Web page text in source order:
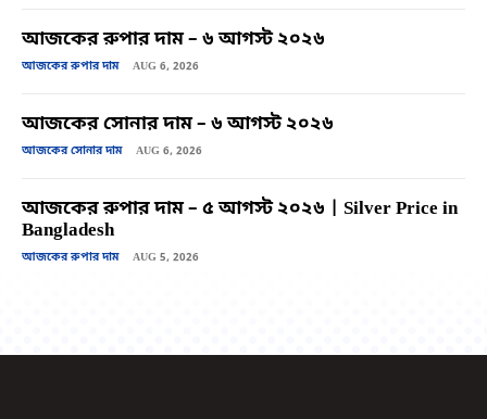
আজকের রুপার দাম – ৬ আগস্ট ২০২৬
আজকের রুপার দাম AUG 6, 2026
আজকের সোনার দাম – ৬ আগস্ট ২০২৬
আজকের সোনার দাম AUG 6, 2026
আজকের রুপার দাম – ৫ আগস্ট ২০২৬ | Silver Price in
Bangladesh
আজকের রুপার দাম AUG 5, 2026